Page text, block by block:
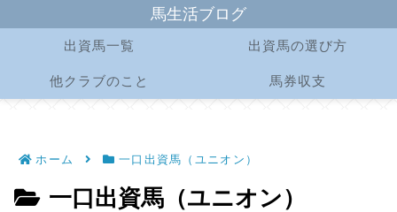
馬生活ブログ
出資馬一覧 出資馬の選び方
他クラブのこと 馬券収支
ホーム 一口出資馬（ユニオン）
一口出資馬（ユニオン）